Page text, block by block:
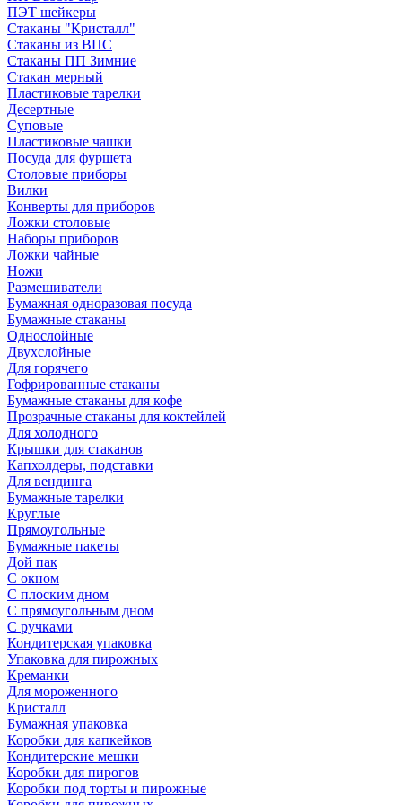
ПЭТ шейкеры
Стаканы "Кристалл"
Стаканы из ВПС
Стаканы ПП Зимние
Стакан мерный
Пластиковые тарелки
Десертные
Суповые
Пластиковые чашки
Посуда для фуршета
Столовые приборы
Вилки
Конверты для приборов
Ложки столовые
Наборы приборов
Ложки чайные
Ножи
Размешиватели
Бумажная одноразовая посуда
Бумажные стаканы
Однослойные
Двухслойные
Для горячего
Гофрированные стаканы
Бумажные стаканы для кофе
Прозрачные стаканы для коктейлей
Для холодного
Крышки для стаканов
Капхолдеры, подставки
Для вендинга
Бумажные тарелки
Круглые
Прямоугольные
Бумажные пакеты
Дой пак
С окном
С плоским дном
С прямоугольным дном
С ручками
Кондитерская упаковка
Упаковка для пирожных
Креманки
Для мороженного
Кристалл
Бумажная упаковка
Коробки для капкейков
Кондитерские мешки
Коробки для пирогов
Коробки под торты и пирожные